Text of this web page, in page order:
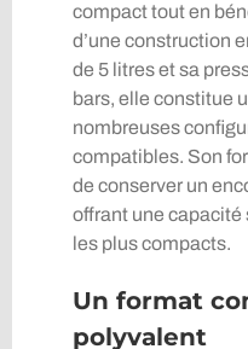
compact tout en
d’une construction
de 5 litres et sa
bars, elle constitue
nombreuses
compatibles. Son
de conserver un
offrant une
les plus compacts.
Un format
polyvalent